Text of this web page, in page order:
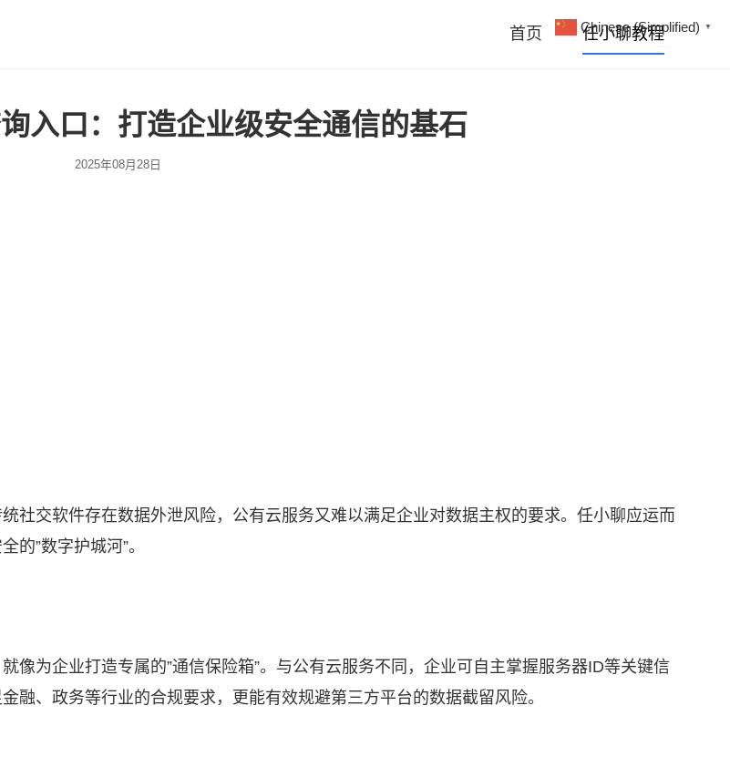
首页 任小聊教程
入口：打造企业级安全通信的基石
2025年08月28日
社交软件存在数据外泄风险，公有云服务又难以满足企业对数据主权的要求。 任小聊应运而
的”数字护城河”。
像为企业打造专属的”通信保险箱”。与公有云服务不同，企业可自主掌握服务器ID等关键信
融、政务等行业的合规要求，更能有效规避第三方平台的数据截留风险。
Chinese (Simplified) ▼